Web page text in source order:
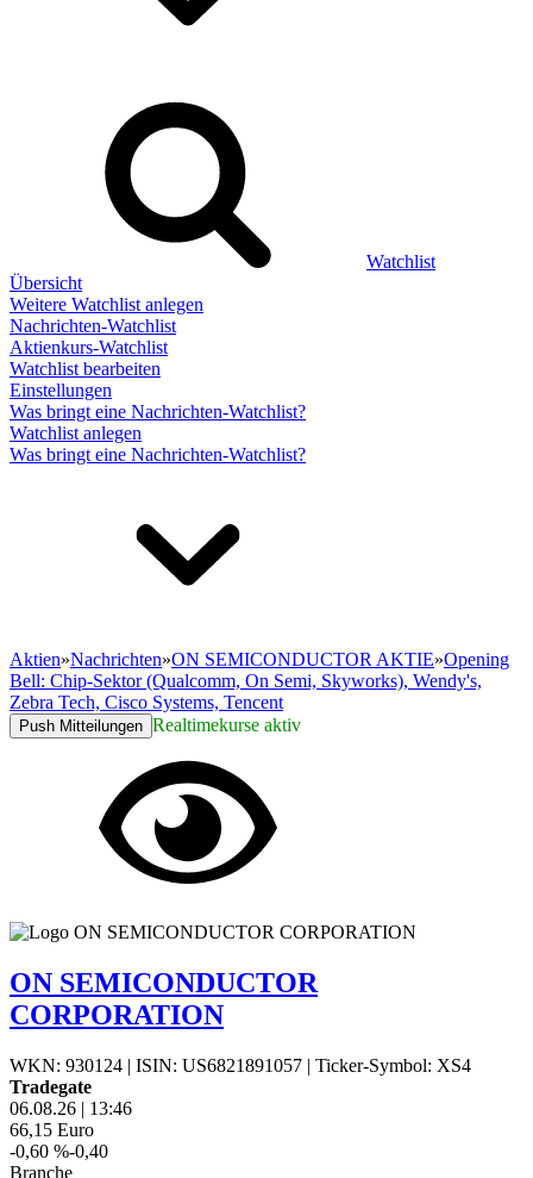
Watchlist
Übersicht
Weitere Watchlist anlegen
Nachrichten-Watchlist
Aktienkurs-Watchlist
Watchlist bearbeiten
Einstellungen
Was bringt eine Nachrichten-Watchlist?
Watchlist anlegen
Was bringt eine Nachrichten-Watchlist?
Aktien»Nachrichten»ON SEMICONDUCTOR AKTIE»Opening
Bell: Chip-Sektor (Qualcomm, On Semi, Skyworks), Wendy's,
Zebra Tech, Cisco Systems, Tencent
Push Mitteilungen Realtimekurse aktiv
ON SEMICONDUCTOR
CORPORATION
WKN: 930124 | ISIN: US6821891057 | Ticker-Symbol: XS4
Tradegate
06.08.26 | 13:46
66,15 Euro
-0,60 %-0,40
Branche